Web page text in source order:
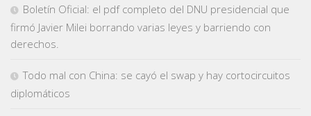
Boletín Oficial: el pdf completo del DNU presidencial que
firmó Javier Milei borrando varias leyes y barriendo con
derechos.
Todo mal con China: se cayó el swap y hay cortocircuitos
diplomáticos